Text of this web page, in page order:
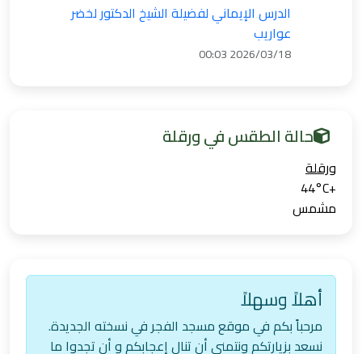
الدرس الإيماني لفضيلة الشيخ الدكتور لخضر
عواريب
2026/03/18 00:03
حالة الطقس في ورقلة
ورقلة‎
+
44°C
مشمس
أهلاً وسهلاً
مرحباً بكم في موقع مسجد الفجر في نسخته الجديدة.
نسعد بزيارتكم ونتمنى أن تنال إعجابكم و أن تجدوا ما